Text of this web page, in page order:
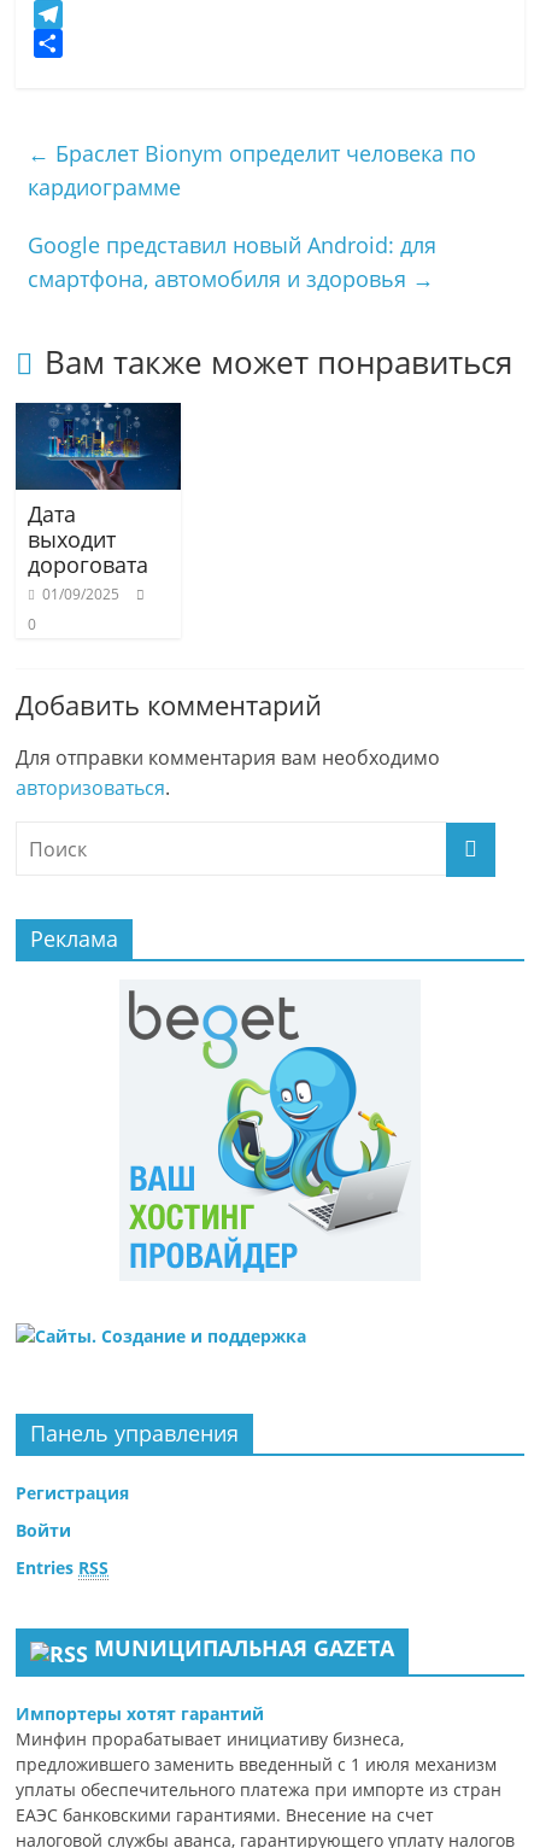
d
n
a
s
n
i
M
a
R
u
T
g
r
m
р
а
и
т
← Браслет Bionym определит человека по
кардиограмме
Google представил новый Android: для
смартфона, автомобиля и здоровья →
Вам также может понравиться
Дата
выходит
дороговата
01/09/2025
0
Добавить комментарий
Для отправки комментария вам необходимо
авторизоваться.
Реклама
Панель управления
Регистрация
Войти
Entries RSS
MUNИЦИПАЛЬНАЯ GAZЕТА
Импортеры хотят гарантий
Минфин прорабатывает инициативу бизнеса,
предложившего заменить введенный с 1 июля механизм
уплаты обеспечительного платежа при импорте из стран
ЕАЭС банковскими гарантиями. Внесение на счет
налоговой службы аванса, гарантирующего уплату налогов